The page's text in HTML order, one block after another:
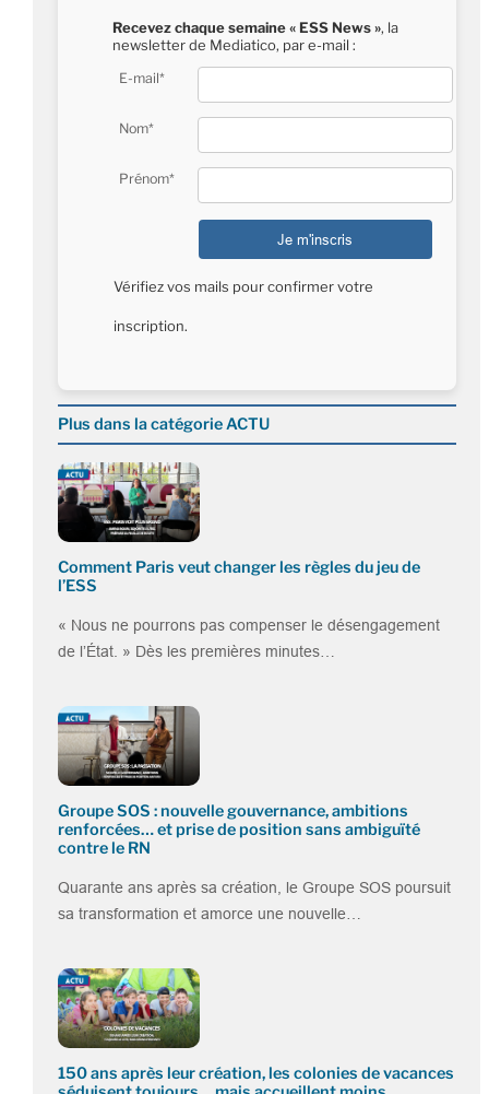
Recevez chaque semaine « ESS News », la
newsletter de Mediatico, par e-mail :
E-mail*
Nom*
Prénom*
Vérifiez vos mails pour confirmer votre
inscription.
Plus dans la catégorie ACTU
Comment Paris veut changer les règles du jeu de
l’ESS
« Nous ne pourrons pas compenser le désengagement
de l’État. » Dès les premières minutes…
Groupe SOS : nouvelle gouvernance, ambitions
renforcées… et prise de position sans ambiguïté
contre le RN
Quarante ans après sa création, le Groupe SOS poursuit
sa transformation et amorce une nouvelle…
150 ans après leur création, les colonies de vacances